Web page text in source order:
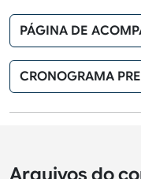
PÁGINA DE
CRONOGRAMA
Arquivos do